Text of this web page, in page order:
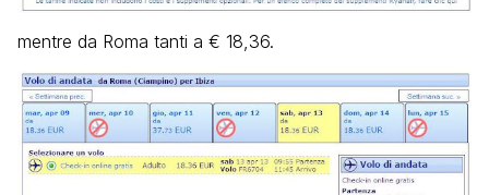
mentre da Roma tanti a € 18,36.